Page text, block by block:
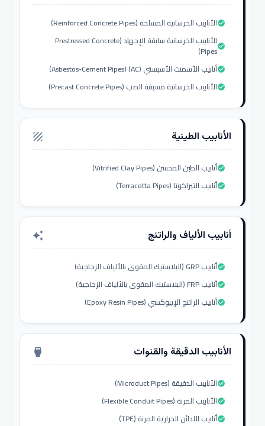
الأنابيب الخرسانية المسلحة (Reinforced Concrete Pipes)check_circle
الأنابيب الخرسانية سابقة الإجهاد (Prestressed Concrete
Pipes)check_circle
أنابيب الأسمنت الأسبستي (AC) (Asbestos-Cement Pipes)check_circle
الأنابيب الخرسانية مسبقة الصب (Precast Concrete Pipes)check_circle
الأنابيب الطينية texture
أنابيب الطين المحسن (Vitrified Clay Pipes)check_circle
أنابيب التيراكوتا (Terracotta Pipes)check_circle
أنابيب الألياف والراتنج auto_awesome
أنابيب GRP (البلاستيك المقوى بالألياف الزجاجية)check_circle
أنابيب FRP (البلاستيك المقوى بالألياف الزجاجية)check_circle
أنابيب الراتنج الإيبوكسي (Epoxy Resin Pipes)check_circle
الأنابيب الدقيقة والقنوات settings_input_hdmi
الأنابيب الدقيقة (Microduct Pipes)check_circle
الأنابيب المرنة (Flexible Conduit Pipes)check_circle
أنابيب اللدائن الحرارية المرنة (TPE)check_circle